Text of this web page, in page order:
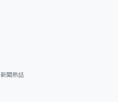
新聞熱話